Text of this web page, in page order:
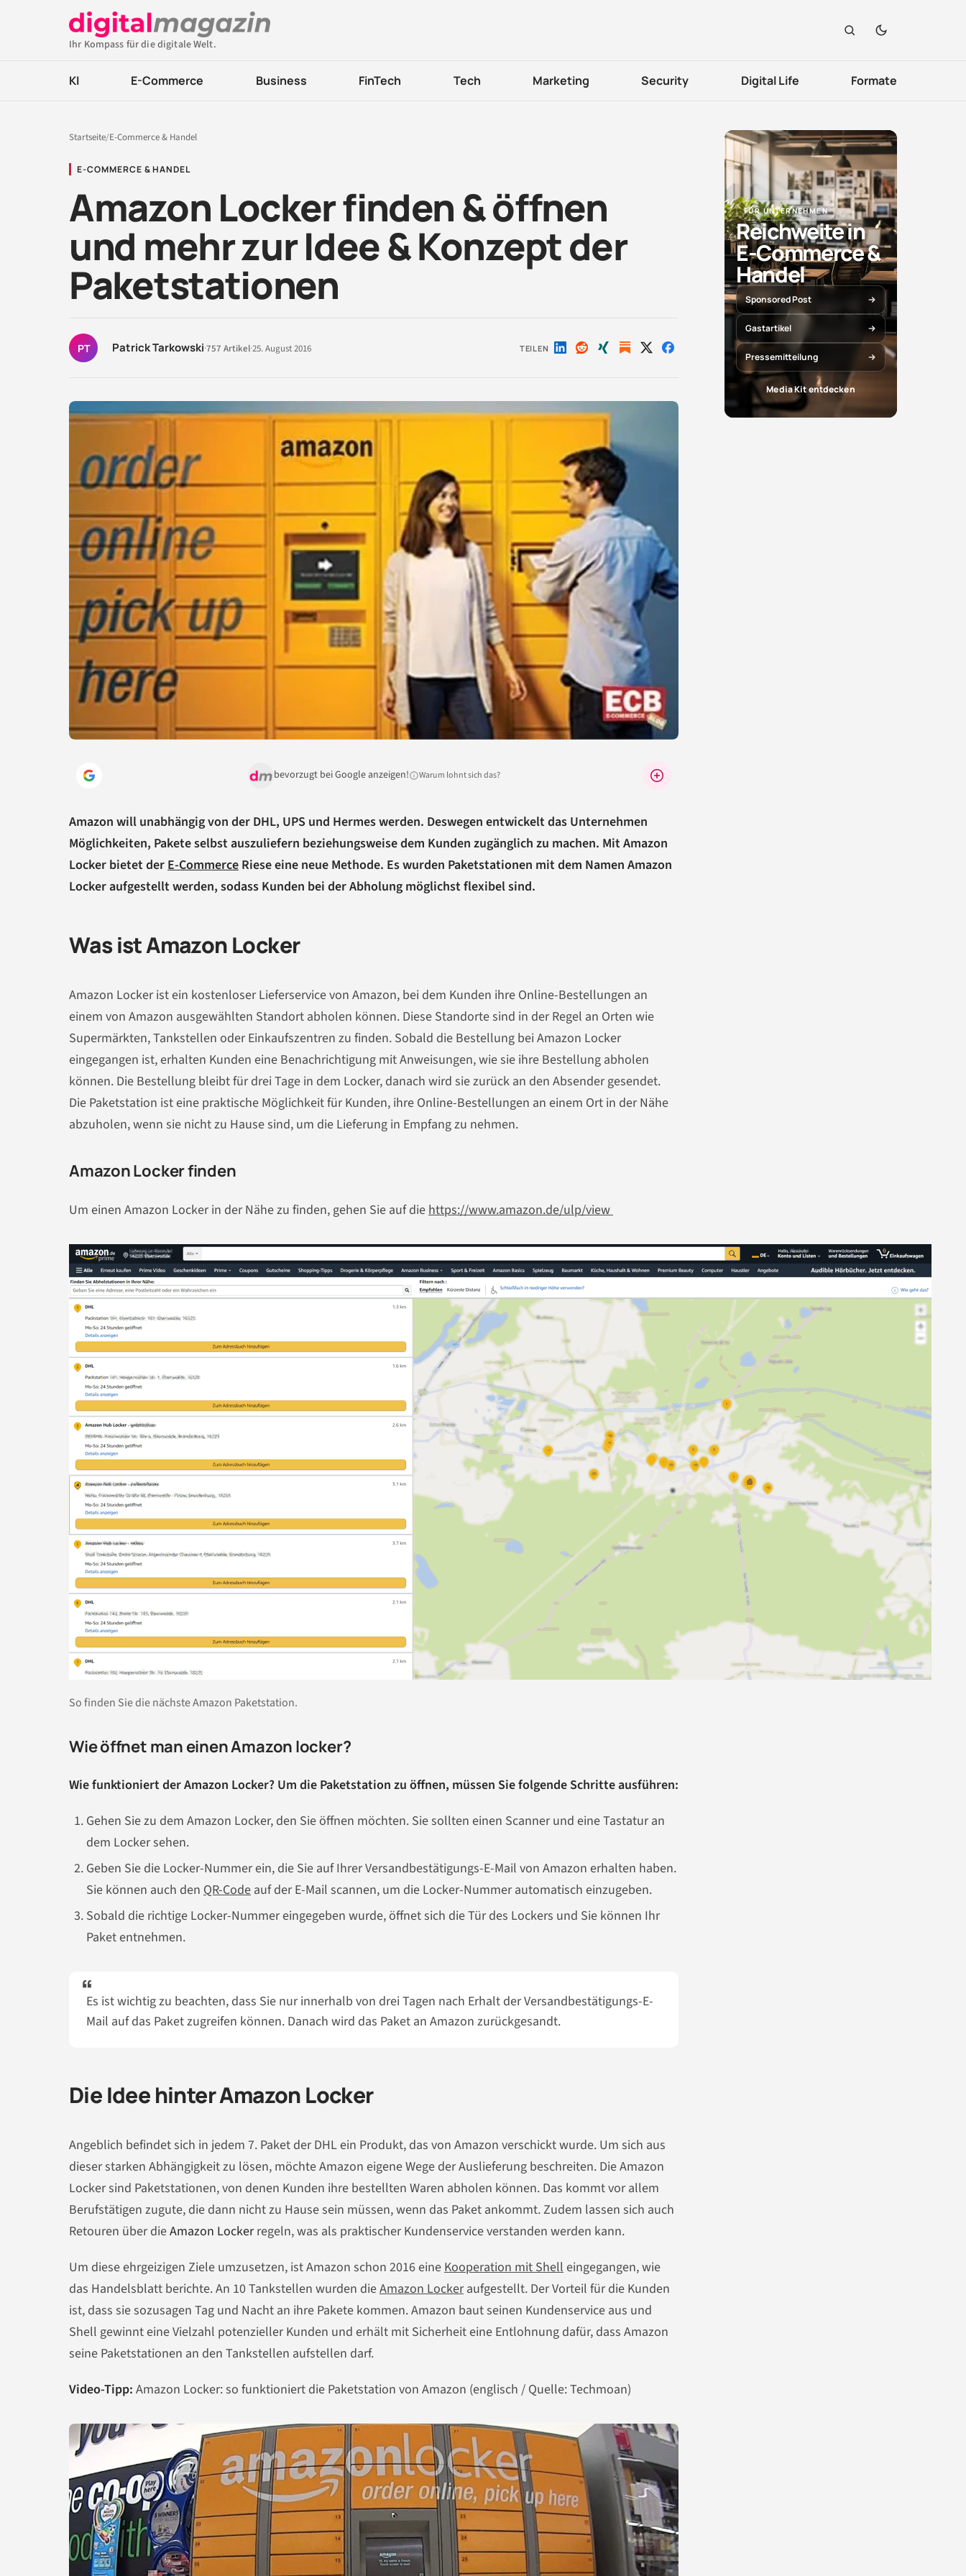
Ihr Kompass für die digitale Welt.
KI E-Commerce Business FinTech Tech Marketing Security Digital Life Formate
Startseite/E-Commerce & Handel
E-COMMERCE & HANDEL
Amazon Locker finden & öffnen
und mehr zur Idee & Konzept der
Paketstationen
PT Patrick Tarkowski·757 Artikel·25. August 2016 TEILEN Auf Auf Auf Auf Auf
bevorzugt bei Google anzeigen! Warum lohnt sich das?
Amazon will unabhängig von der DHL, UPS und Hermes werden. Deswegen entwickelt das Unternehmen
Möglichkeiten, Pakete selbst auszuliefern beziehungsweise dem Kunden zugänglich zu machen. Mit Amazon
Locker bietet der E-Commerce Riese eine neue Methode. Es wurden Paketstationen mit dem Namen Amazon
Locker aufgestellt werden, sodass Kunden bei der Abholung möglichst flexibel sind.
Was ist Amazon Locker
Amazon Locker ist ein kostenloser Lieferservice von Amazon, bei dem Kunden ihre Online-Bestellungen an
einem von Amazon ausgewählten Standort abholen können. Diese Standorte sind in der Regel an Orten wie
Supermärkten, Tankstellen oder Einkaufszentren zu finden. Sobald die Bestellung bei Amazon Locker
eingegangen ist, erhalten Kunden eine Benachrichtigung mit Anweisungen, wie sie ihre Bestellung abholen
können. Die Bestellung bleibt für drei Tage in dem Locker, danach wird sie zurück an den Absender gesendet.
Die Paketstation ist eine praktische Möglichkeit für Kunden, ihre Online-Bestellungen an einem Ort in der Nähe
abzuholen, wenn sie nicht zu Hause sind, um die Lieferung in Empfang zu nehmen.
Amazon Locker finden
Um einen Amazon Locker in der Nähe zu finden, gehen Sie auf die https://www.amazon.de/ulp/view
So finden Sie die nächste Amazon Paketstation.
Wie öffnet man einen Amazon locker?
Wie funktioniert der Amazon Locker? Um die Paketstation zu öffnen, müssen Sie folgende Schritte ausführen:
Gehen Sie zu dem Amazon Locker, den Sie öffnen möchten. Sie sollten einen Scanner und eine Tastatur an
dem Locker sehen.
Geben Sie die Locker-Nummer ein, die Sie auf Ihrer Versandbestätigungs-E-Mail von Amazon erhalten haben.
Sie können auch den QR-Code auf der E-Mail scannen, um die Locker-Nummer automatisch einzugeben.
Sobald die richtige Locker-Nummer eingegeben wurde, öffnet sich die Tür des Lockers und Sie können Ihr
Paket entnehmen.
Es ist wichtig zu beachten, dass Sie nur innerhalb von drei Tagen nach Erhalt der Versandbestätigungs-E-
Mail auf das Paket zugreifen können. Danach wird das Paket an Amazon zurückgesandt.
Die Idee hinter Amazon Locker
Angeblich befindet sich in jedem 7. Paket der DHL ein Produkt, das von Amazon verschickt wurde. Um sich aus
dieser starken Abhängigkeit zu lösen, möchte Amazon eigene Wege der Auslieferung beschreiten. Die Amazon
Locker sind Paketstationen, von denen Kunden ihre bestellten Waren abholen können. Das kommt vor allem
Berufstätigen zugute, die dann nicht zu Hause sein müssen, wenn das Paket ankommt. Zudem lassen sich auch
Retouren über dieAmazon Lockerregeln, was als praktischer Kundenservice verstanden werden kann.
Um diese ehrgeizigen Ziele umzusetzen, ist Amazon schon 2016 eineKooperation mit Shelleingegangen, wie
das Handelsblatt berichte. An 10 Tankstellen wurden dieAmazon Lockeraufgestellt. Der Vorteil für die Kunden
ist, dass sie sozusagen Tag und Nacht an ihre Pakete kommen. Amazon baut seinen Kundenservice aus und
Shell gewinnt eine Vielzahl potenzieller Kunden und erhält mit Sicherheit eine Entlohnung dafür, dass Amazon
seine Paketstationen an den Tankstellen aufstellen darf.
Video-Tipp: Amazon Locker: so funktioniert die Paketstation von Amazon (englisch / Quelle: Techmoan)
FÜR UNTERNEHMEN
Reichweite in
E-Commerce &
Handel
Sponsored Post
Gastartikel
Pressemitteilung
Media Kit entdecken